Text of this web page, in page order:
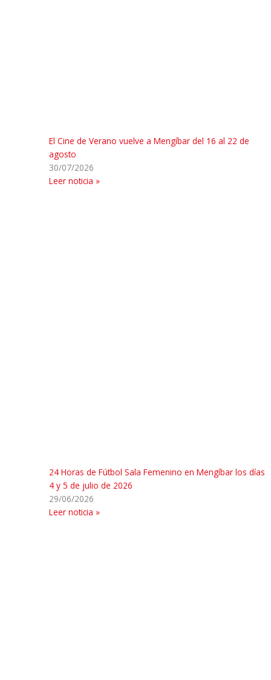
El Cine de Verano vuelve a Mengíbar del 16 al 22 de
agosto
30/07/2026
Leer noticia »
24 Horas de Fútbol Sala Femenino en Mengíbar los días
4 y 5 de julio de 2026
29/06/2026
Leer noticia »